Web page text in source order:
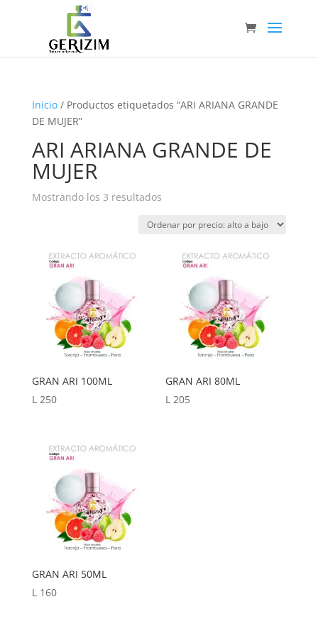
Inicio/ Productos etiquetados “ARI ARIANA GRANDE
DE MUJER”
ARI ARIANA GRANDE DE
MUJER
Mostrando los 3 resultadosOrdenado
precio:
GRAN ARI 100ML
L250
GRAN ARI 80ML
L205
GRAN ARI 50ML
L 160